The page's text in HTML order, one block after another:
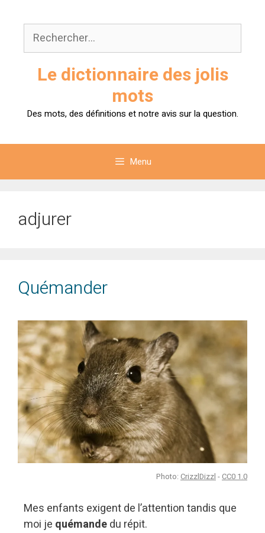
contenu
Rechercher :
Le dictionnaire des jolis
mots
Des mots, des définitions et notre avis sur la question.
Menu
adjurer
Quémander
Photo: CrizzlDizzl - CC0 1.0
Mes enfants exigent de l’attention tandis que
moi je quémandedu répit.